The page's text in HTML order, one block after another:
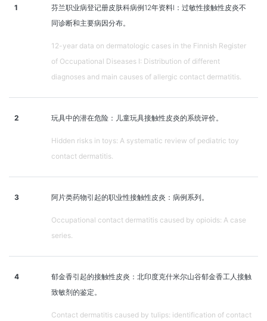
1
芬兰职业病登记册皮肤科病例12年资料Ⅰ：过敏性接触性皮炎不
同诊断和主要病因分布。
12-year data on dermatologic cases in the Finnish Register
of Occupational Diseases I: Distribution of different
diagnoses and main causes of allergic contact dermatitis.
2 玩具中的潜在危险：儿童玩具接触性皮炎的系统评价。
Hidden risks in toys: A systematic review of pediatric toy
contact dermatitis.
3 阿片类药物引起的职业性接触性皮炎：病例系列。
Occupational contact dermatitis caused by opioids: A case
series.
4
郁金香引起的接触性皮炎：北印度克什米尔山谷郁金香工人接触
致敏剂的鉴定。
Contact dermatitis caused by tulips: identification of contact